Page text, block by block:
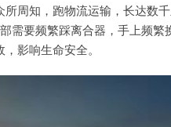
周知，跑物流运输，长达数
需要频繁踩离合器，手上频
影响生命安全。